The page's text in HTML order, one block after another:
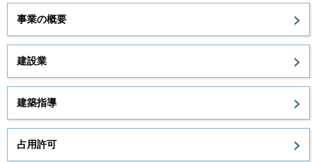
事業の概要
建設業
建築指導
占用許可